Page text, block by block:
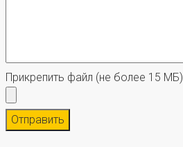
Прикрепить файл (не более 15 МБ)